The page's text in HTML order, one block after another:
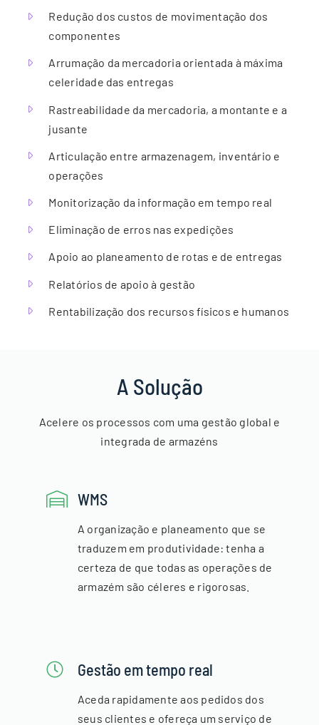
Redução dos custos de movimentação dos
componentes
Arrumação da mercadoria orientada à máxima
celeridade das entregas
Rastreabilidade da mercadoria, a montante e a
jusante
Articulação entre armazenagem, inventário e
operações
Monitorização da informação em tempo real
Eliminação de erros nas expedições
Apoio ao planeamento de rotas e de entregas
Relatórios de apoio à gestão
Rentabilização dos recursos físicos e humanos
A Solução
Acelere os processos com uma gestão global e
integrada de armazéns
WMS
A organização e planeamento que se
traduzem em produtividade: tenha a
certeza de que todas as operações de
armazém são céleres e rigorosas.
Gestão em tempo real
Aceda rapidamente aos pedidos dos
seus clientes e ofereça um serviço de